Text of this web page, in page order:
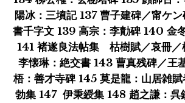
陽冰：三墳記 137 曹子建碑／甯ケ
書千字文 139 高宗：李勣碑 140 金
141 褚遂良法帖集 枯樹賦／哀冊／
李懐琳：絶交書 143 曹真残碑／王
梧：善才寺碑 145 莫是龍：山居雑
勃集 147 伊秉綬集 148 趙之謙：呉